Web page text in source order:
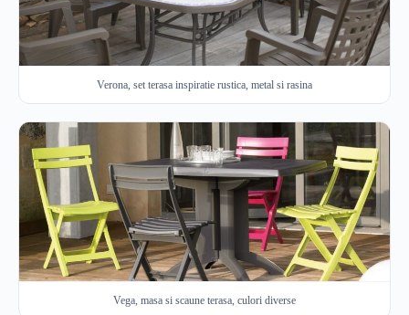
Verona, set terasa inspiratie rustica, metal si rasina
Vega, masa si scaune terasa, culori diverse